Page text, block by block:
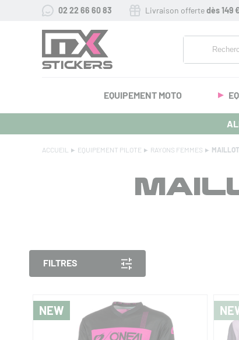
02 22 66 60 83 Livraison offertedès 149 €
EQUIPEMENT MOTO
ACCUEIL EQUIPEMENT PILOTE RAYONS FEMMES
FILTRES
NEW